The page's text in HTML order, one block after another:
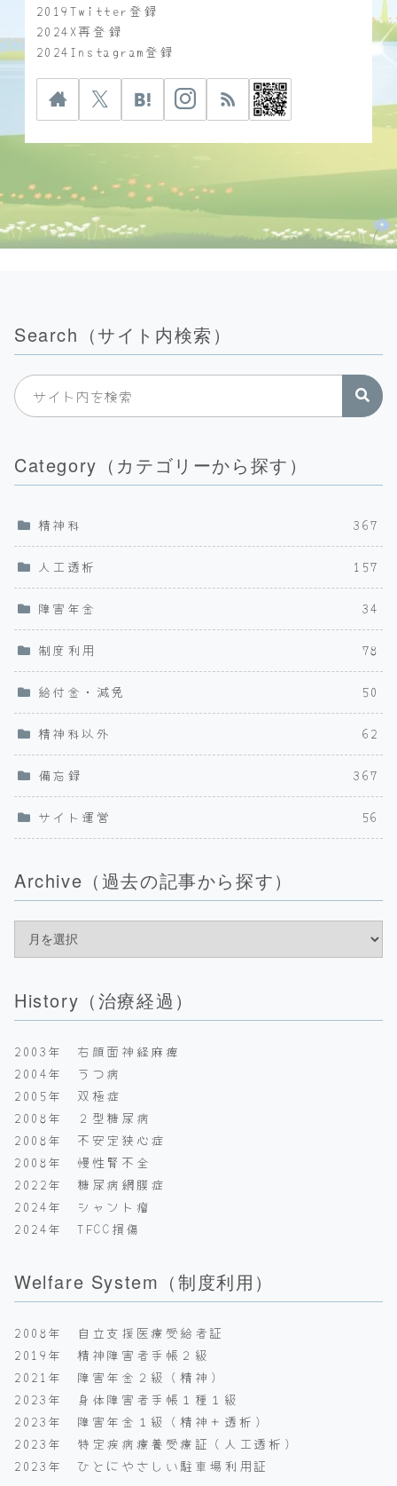
2019Twitter登録
2024X再登録
2024Instagram登録
Search（サイト内検索）
Category（カテゴリーから探す）
精神科 367
人工透析 157
障害年金 34
制度利用 78
給付金・減免 50
精神科以外 62
備忘録 367
サイト運営 56
Archive（過去の記事から探す）
History（治療経過）
2003年 右顔面神経麻痺
2004年 うつ病
2005年 双極症
2008年 ２型糖尿病
2008年 不安定狭心症
2008年 慢性腎不全
2022年 糖尿病網膜症
2024年 シャント瘤
2024年 TFCC損傷
Welfare System（制度利用）
2008年 自立支援医療受給者証
2019年 精神障害者手帳２級
2021年 障害年金２級（精神）
2023年 身体障害者手帳１種１級
2023年 障害年金１級（精神＋透析）
2023年 特定疾病療養受療証（人工透析）
2023年 ひとにやさしい駐車場利用証